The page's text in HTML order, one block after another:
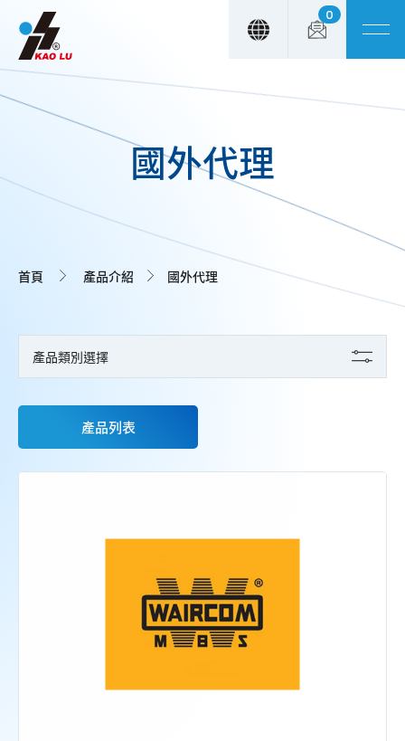
0
國外代理
首頁 產品介紹 國外代理
產品類別選擇
產品列表
Cookie管理面板